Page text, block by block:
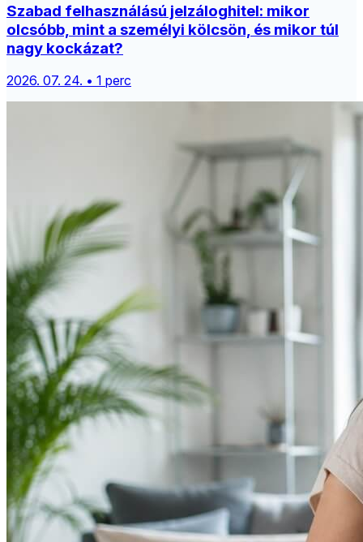
Szabad felhasználású jelzáloghitel: mikor
olcsóbb, mint a személyi kölcsön, és mikor túl
nagy kockázat?
2026. 07. 24. • 1 perc